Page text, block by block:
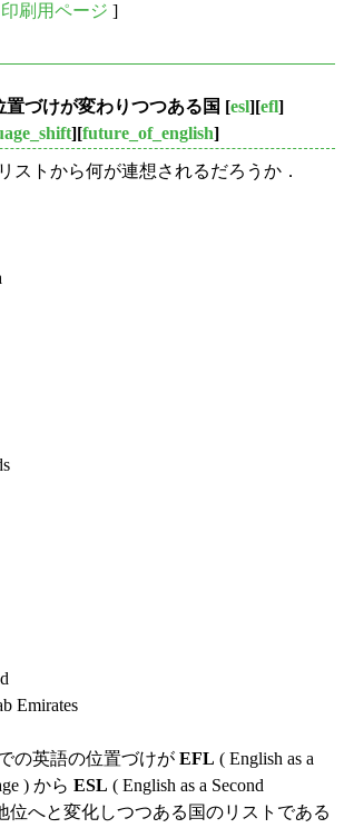
印刷用ページ ]
置づけが変わりつつある国 [esl][efl]
][future_of_english]
ストから何が連想されるだろうか．
Emirates
の英語の位置づけが EFL ( English as a
) から ESL ( English as a Second
位へと変化しつつある国のリストである